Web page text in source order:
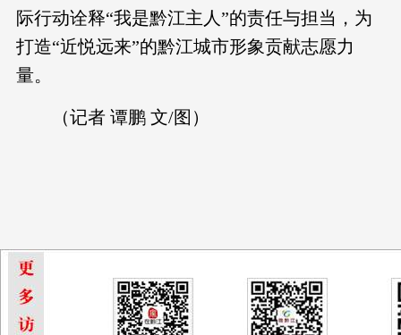
际行动诠释“我是黔江主人”的责任与担当，为
打造“近悦远来”的黔江城市形象贡献志愿力
量。
（记者 谭鹏 文/图）